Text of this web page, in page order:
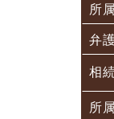
所
弁
相
所